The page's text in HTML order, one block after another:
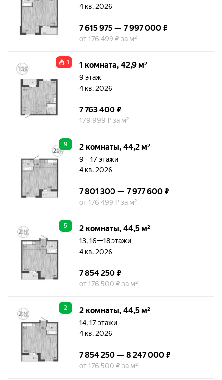
4 кв. 2026
7 615 975 — 7 997 000 ₽
от 176 499 ₽ за м²
1 1 комната, 42,9 м²
9 этаж
4 кв. 2026
7 763 400 ₽
179 999 ₽ за м²
9 2 комнаты, 44,2 м²
9—17 этажи
4 кв. 2026
7 801 300 — 7 977 600 ₽
от 176 499 ₽ за м²
5 2 комнаты, 44,5 м²
13, 16—18 этажи
4 кв. 2026
7 854 250 ₽
от 176 500 ₽ за м²
2 2 комнаты, 44,5 м²
14, 17 этажи
4 кв. 2026
7 854 250 — 8 247 000 ₽
от 176 500 ₽ за м²